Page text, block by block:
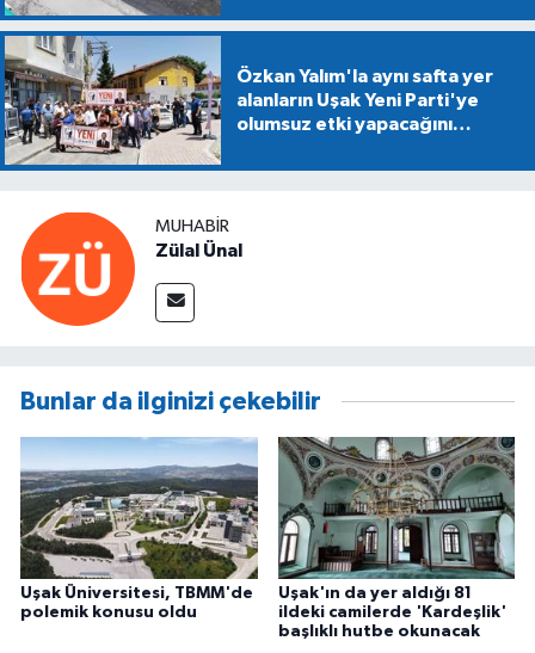
Özkan Yalım'la aynı safta yer
alanların Uşak Yeni Parti'ye
olumsuz etki yapacağını
MUHABIR
Zülal Ünal
Bunlar da ilginizi çekebilir
Uşak Üniversitesi, TBMM'de
polemik konusu oldu
Uşak'ın da yer aldığı 81
ildeki camilerde 'Kardeşlik'
başlıklı hutbe okunacak